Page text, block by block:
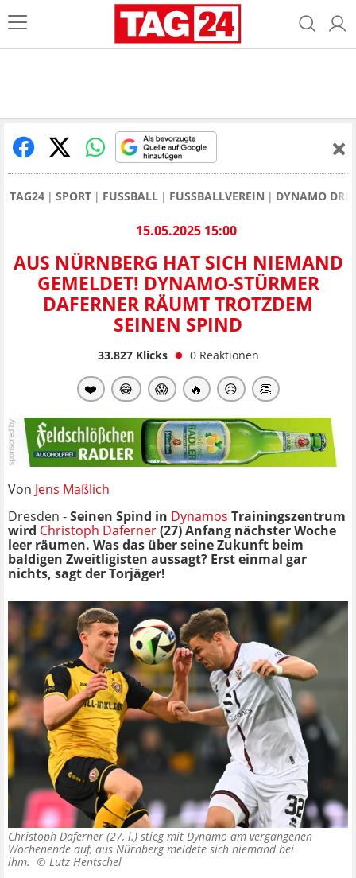
TAG24 SPORT FUSSBALL FUSSBALLVEREIN DYNAMO
15.05.2025 15:00
AUS NÜRNBERG HAT SICH NIEMAND
GEMELDET! DYNAMO-STÜRMER
DAFERNER RÄUMT TROTZDEM
SEINEN SPIND
33.827Klicks 0 Reaktionen
❤️ 😂 😱 🔥 😥 👏
Von Jens Maßlich
Dresden -Seinen Spind in Dynamos Trainingszentrum
wird Christoph Daferner(27) Anfang nächster Woche
leer räumen. Was das über seine Zukunft beim
baldigen Zweitligisten aussagt? Erst einmal gar
nichts, sagt der Torjäger!
Christoph Daferner (27, l.) stieg mit Dynamo am vergangenen
Wochenende auf, aus Nürnberg meldete sich niemand bei
ihm. © Lutz Hentschel